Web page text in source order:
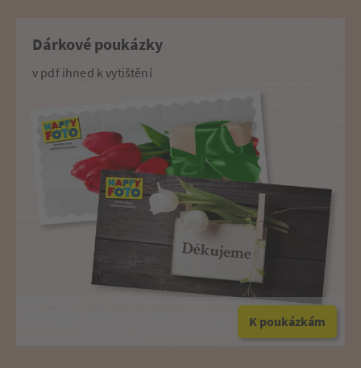
Dárkové poukázky
v pdf ihned k vytištění
K poukázkám